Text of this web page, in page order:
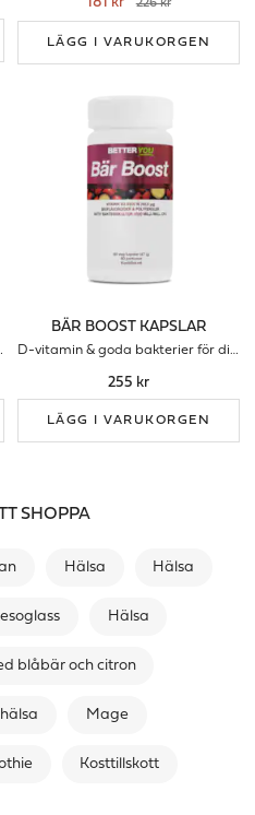
226 kr
LÄGG I VARUKORGEN
BÄR BOOST KAPSLAR
D-vitamin & goda bakterier för ditt immunförsvar
255 kr
LÄGG I VARUKORGEN
SHOPPA
Hälsa Hälsa
Hälsa
blåbär och citron
Mage
Kosttillskott